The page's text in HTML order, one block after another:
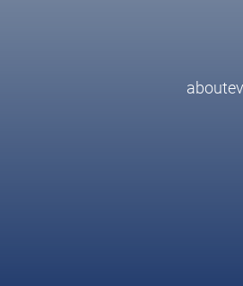
about